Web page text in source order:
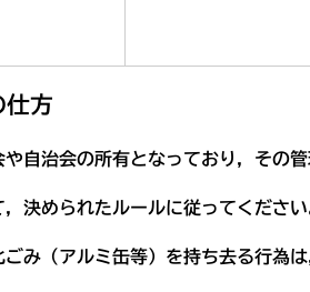
仕方
自治会の所有となっており，その
決められたルールに従ってください
み（アルミ缶等）を持ち去る行為